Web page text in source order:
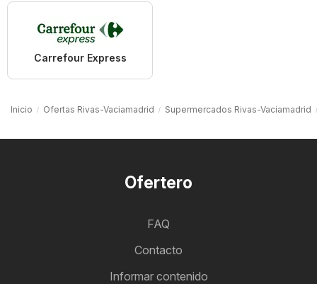
Carrefour Express
Inicio Ofertas Rivas-Vaciamadrid Supermercados Rivas-Vaciamadrid
Ofertero
FAQ
Contacto
Informar contenido